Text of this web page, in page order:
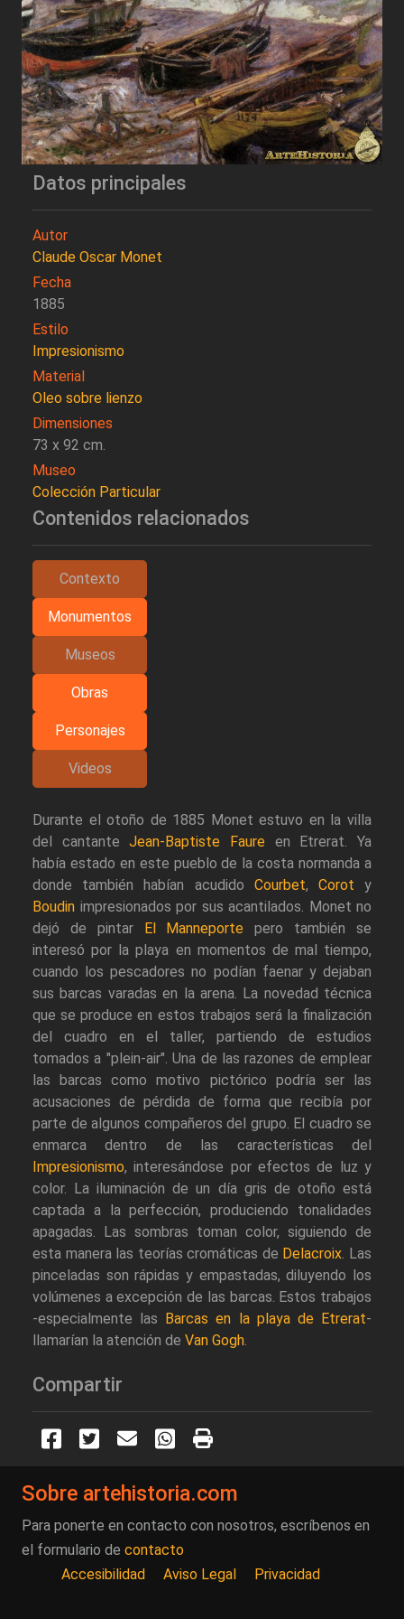
Datos principales
Autor
Claude Oscar Monet
Fecha
1885
Estilo
Impresionismo
Material
Oleo sobre lienzo
Dimensiones
73 x 92 cm.
Museo
Colección Particular
Contenidos relacionados
Contexto
Monumentos
Museos
Obras
Personajes
Videos
Durante el otoño de 1885 Monet estuvo en la villa
del cantanteJean-Baptiste Faure en Etrerat. Ya
había estado en este pueblo de la costa normanda a
donde también habían acudido Courbet, Corot y
Boudin impresionados por sus acantilados. Monet no
dejó de pintar
El Manneporte pero también se
interesó por la playa en momentos de mal tiempo,
cuando los pescadores no podían faenar y dejaban
sus barcas varadas en la arena. La novedad técnica
que se produce en estos trabajos será la finalización
del cuadro en el taller, partiendo de estudios
tomados a "plein-air". Una de las razones de emplear
las barcas como motivo pictórico podría ser las
acusaciones de pérdida de forma que recibía por
parte de algunos compañeros del grupo. El cuadro se
enmarca dentro de las características del
Impresionismo, interesándose por efectos de luz y
color. La iluminación de un día gris de otoño está
captada a la perfección, produciendo tonalidades
apagadas. Las sombras toman color, siguiendo de
esta manera las teorías cromáticas de Delacroix. Las
pinceladas son rápidas y empastadas, diluyendo los
volúmenes a excepción de las barcas. Estos trabajos
-especialmente las
Barcas en la playa de Etrerat-
llamarían la atención de Van Gogh.
Compartir
Sobre artehistoria.com
Para ponerte en contacto con nosotros, escríbenos en
el formulario de contacto
Accesibilidad
Aviso Legal Privacidad